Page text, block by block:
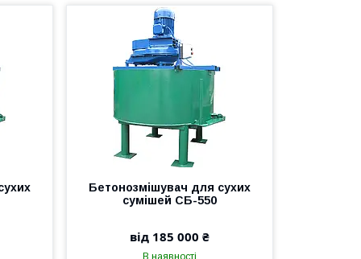
Бетонозмішувач для сухих
сумішей СБ-550
від 185 000 ₴
В наявності